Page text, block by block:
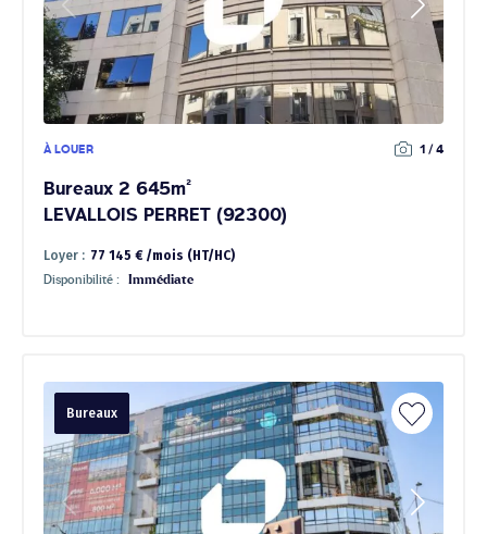
À LOUER 1 / 4
Bureaux 2 645m²
LEVALLOIS PERRET (92300)
Loyer : 77 145 € /mois (HT/HC)
Disponibilité : Immédiate
Bureaux